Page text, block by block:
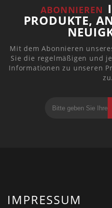
ABONNIEREN
PRODUKTE,
Mit dem Abonnieren
Sie die regelmäßigen und
Informationen zu unseren
zu.
IMPRESSUM